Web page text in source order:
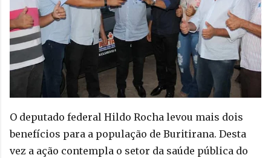
O deputado federal Hildo Rocha levou mais dois
benefícios para a população de Buritirana. Desta
vez a ação contempla o setor da saúde pública do